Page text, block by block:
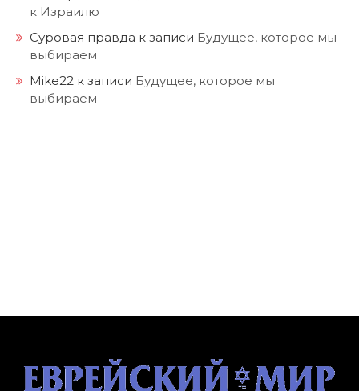
к Израилю
Суровая правда к записи Будущее, которое мы
выбираем
Mike22 к записи Будущее, которое мы
выбираем